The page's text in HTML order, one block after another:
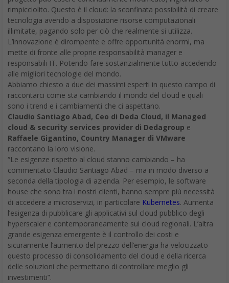
rimpicciolito. Questo è il cloud: la sconfinata possibilità di creare
tecnologia avendo a disposizione risorse computazionali
illimitate, pagando solo per ciò che realmente si utilizza.
L’innovazione è dirompente e offre opportunità enormi, ma
mette di fronte alle proprie responsabilità manager e
responsabili IT. Potendo fare sostanzialmente tutto accedendo
alle migliori tecnologie del mondo.
Abbiamo chiesto a due dei massimi esperti in questo campo di
raccontarci come sta cambiando il mondo del cloud e quali
sono i trend e i cambiamenti che ci aspettano.
Claudio Santiago Abad, Ceo di Deda Cloud, il Managed
cloud & security services provider di Dedagroup e
Raffaele Gigantino, Country Manager di VMware
raccontano la loro visione.
“Le esigenze rispetto al cloud stanno cambiando – ha
commentato Claudio Santiago Abad – ma in modo diverso a
seconda della tipologia di azienda. Per esempio, le software
house che sono tra i nostri clienti, hanno sempre più necessità
di accedere a microservizi, in particolare Kubernetes. Aumenta
l’esigenza di pubblicare gli applicativi sul cloud pubblico degli
hyperscaler e contemporaneamente sui cloud regionali. L’altra
grande esigenza emergente è il controllo dei costi e
sicuramente l’aumento del prezzo dell’energia ha velocizzato
questo processo di consolidamento del cloud e della ricerca
delle soluzioni che permettano di controllare meglio gli
investimenti”.